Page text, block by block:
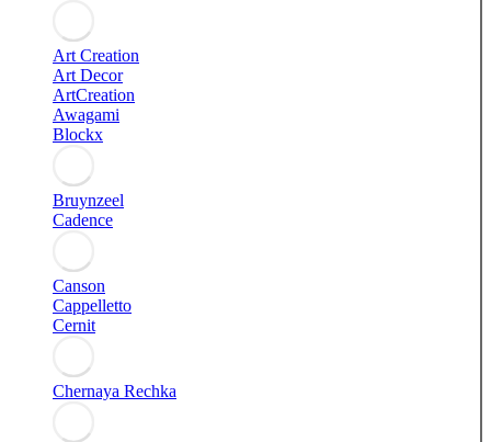
Art Creation
Art Decor
ArtCreation
Awagami
Blockx
Bruynzeel
Cadence
Canson
Cappelletto
Cernit
Chernaya Rechka